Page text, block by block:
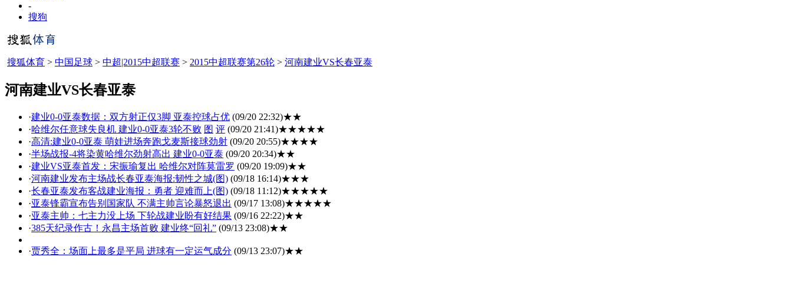
-
搜狗
搜狐体育 > 中国足球 > 中超|2015中超联赛 > 2015中超联赛第26轮 > 河南建业VS长春亚泰
河南建业VS长春亚泰
·建业0-0亚泰数据：双方射正仅3脚 亚泰控球占优 (09/20 22:32)★★
·哈维尔任意球失良机 建业0-0亚泰3轮不败 图 评 (09/20 21:41)★★★★★
·高清:建业0-0亚泰 萌娃进场奔跑戈麦斯接球劲射 (09/20 20:55)★★★★
·半场战报-4将染黄哈维尔劲射高出 建业0-0亚泰 (09/20 20:34)★★
·建业VS亚泰首发：宋振瑜复出 哈维尔对阵莫雷罗 (09/20 19:09)★★
·河南建业发布主场战长春亚泰海报:韧性之城(图) (09/18 16:14)★★★
·长春亚泰发布客战建业海报：勇者 迎难而上(图) (09/18 11:12)★★★★★
·亚泰锋霸宣布告别国家队 不满主帅言论暴怒退出 (09/17 13:08)★★★★★
·亚泰主帅：七主力没上场 下轮战建业盼有好结果 (09/16 22:22)★★
·385天纪录作古！永昌主场首败 建业终“回礼” (09/13 23:08)★★
·贾秀全：场面上最多是平局 进球有一定运气成分 (09/13 23:07)★★